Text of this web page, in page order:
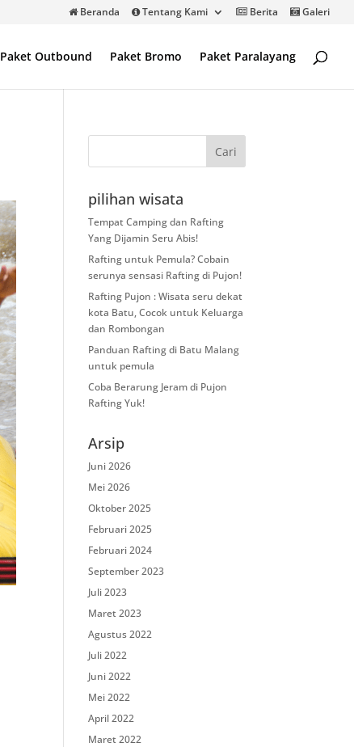
Beranda Tentang Kami Berita Galeri
Paket Outbound Paket Bromo Paket Paralayang
pilihan wisata
Tempat Camping dan Rafting
Yang Dijamin Seru Abis!
Rafting untuk Pemula? Cobain
serunya sensasi Rafting di Pujon!
Rafting Pujon : Wisata seru dekat
kota Batu, Cocok untuk Keluarga
dan Rombongan
Panduan Rafting di Batu Malang
untuk pemula
Coba Berarung Jeram di Pujon
Rafting Yuk!
Arsip
Juni 2026
Mei 2026
Oktober 2025
Februari 2025
Februari 2024
September 2023
Juli 2023
Maret 2023
Agustus 2022
Juli 2022
Juni 2022
Mei 2022
April 2022
Maret 2022